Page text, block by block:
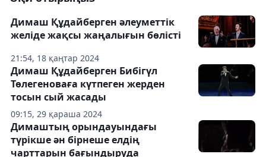
21:54, 18 қаңтар 2024
Димаш Құдайберген әлеуметтік
желіде жақсы жаңалығын бөлісті
09:15, 29 қараша 2024
Димаш Құдайберген Бибігүл
Төлегеноваға күтпеген жерден
тосын сый жасады
Димаштың орындауындағы
түрікше ән бірнеше елдің
чарттарын бағындыруда